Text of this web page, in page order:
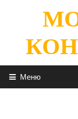
содержимому
Меню